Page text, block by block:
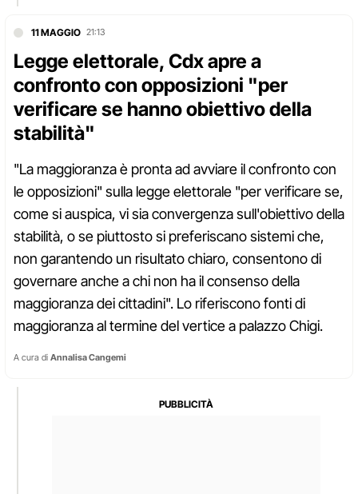
11 MAGGIO 21:13
Legge elettorale, Cdx apre a
confronto con opposizioni "per
verificare se hanno obiettivo della
stabilità"
"La maggioranza è pronta ad avviare il confronto con
le opposizioni" sulla legge elettorale "per verificare se,
come si auspica, vi sia convergenza sull'obiettivo della
stabilità, o se piuttosto si preferiscano sistemi che,
non garantendo un risultato chiaro, consentono di
governare anche a chi non ha il consenso della
maggioranza dei cittadini". Lo riferiscono fonti di
maggioranza al termine del vertice a palazzo Chigi.
A cura di Annalisa Cangemi